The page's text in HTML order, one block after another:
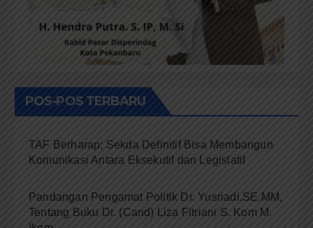
POS-POS TERBARU
TAF Berharap; Sekda Definitif Bisa Membangun
Komunikasi Antara Eksekutif dan Legislatif
Pandangan Pengamat Politik Dr. Yusriadi.SE.MM,
Tentang Buku Dr. (Cand) Liza Fitriani S. Kom M.